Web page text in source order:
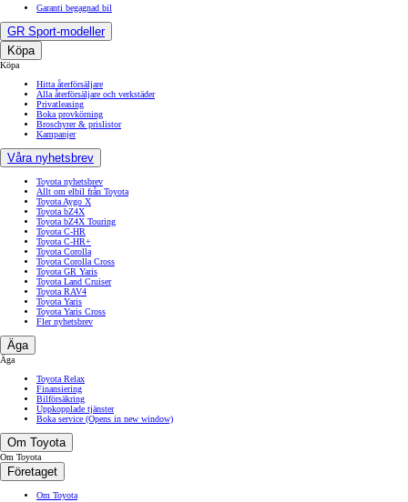
Garanti begagnad bil
GR Sport-modeller
Köpa
Köpa
Hitta återförsäljare
Alla återförsäljare och verkstäder
Privatleasing
Boka provkörning
Broschyrer & prislistor
Kampanjer
Våra nyhetsbrev
Toyota nyhetsbrev
Allt om elbil från Toyota
Toyota Aygo X
Toyota bZ4X
Toyota bZ4X Touring
Toyota C-HR
Toyota C-HR+
Toyota Corolla
Toyota Corolla Cross
Toyota GR Yaris
Toyota Land Cruiser
Toyota RAV4
Toyota Yaris
Toyota Yaris Cross
Fler nyhetsbrev
Äga
Äga
Toyota Relax
Finansiering
Bilförsäkring
Uppkopplade tjänster
Boka service (Opens in new window)
Om Toyota
Om Toyota
Företaget
Om Toyota